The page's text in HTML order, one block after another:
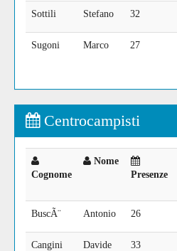
Sottili Stefano 32
Sugoni Marco 27
Centrocampisti
Cognome
Nome
Presenze
BuscÃ¨ Antonio 26
Cangini Davide 33